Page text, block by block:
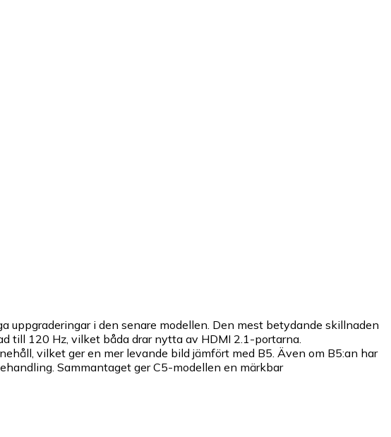
uppgraderingar i den senare modellen. Den mest betydande skillnaden
till 120 Hz, vilket båda drar nytta av HDMI 2.1-portarna.
vilket ger en mer levande bild jämfört med B5. Även om B5:an har
Sammantaget ger C5-modellen en märkbar